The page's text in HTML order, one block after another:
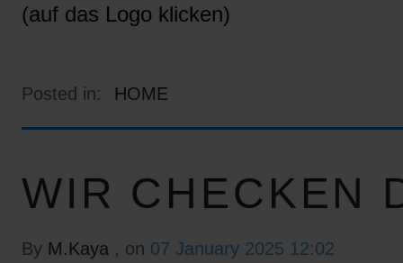
(auf das Logo klicken)
Posted in: HOME
WIR CHECKEN
By M.Kaya , on 07 January 2025 12:02